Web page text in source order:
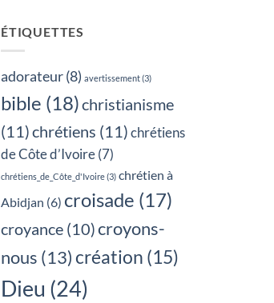
ÉTIQUETTES
adorateur(8) avertissement(3)
bible (18)christianisme
(11)chrétiens (11)chrétiens
de Côte d’Ivoire(7)
chrétiens_de_Côte_d'Ivoire(3) chrétien à
Abidjan (6) croisade (17)
croyance (10)croyons-
nous (13)création (15)
Dieu (24)